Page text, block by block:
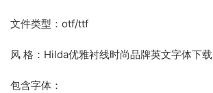
文件类型：otf/ttf
风 格：Hilda优雅衬线时尚品牌英文字体下载
包含字体：